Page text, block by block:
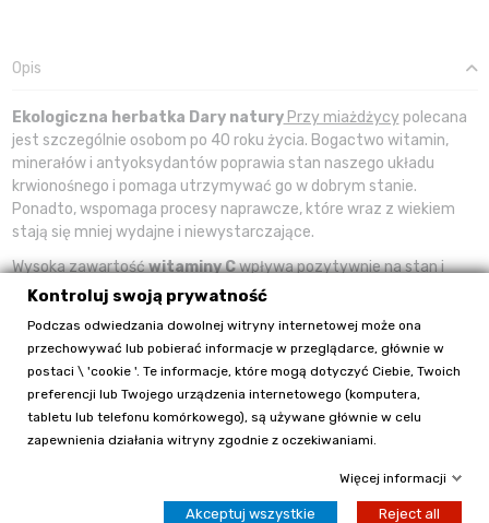
Opis
Ekologiczna herbatka Dary naturyPrzy miażdżycypolecana
jest szczególnie osobom po 40 roku życia. Bogactwo witamin,
minerałów i antyoksydantów poprawia stan naszego układu
krwionośnego i pomaga utrzymywać go w dobrym stanie.
Ponadto, wspomaga procesy naprawcze, które wraz z wiekiem
stają się mniej wydajne i niewystarczające.
Wysoka zawartośćwitaminy Cwpływa pozytywnie na stan i
funkcjonowanie naszych tętnic – kwas askorbinowy bierze
sprężystość naczyń tętniczych. Wysoka zawartość krzemu
wzmacnia naczynia włosowate i wpływa pozytywnie na
przemiany szybko dzielących się komórek.
Kontroluj swoją prywatność
Podczas odwiedzania dowolnej witryny internetowej może ona
przechowywać lub pobierać informacje w przeglądarce, głównie w
postaci \ 'cookie '. Te informacje, które mogą dotyczyć Ciebie, Twoich
preferencji lub Twojego urządzenia internetowego (komputera,
tabletu lub telefonu komórkowego), są używane głównie w celu
zapewnienia działania witryny zgodnie z oczekiwaniami.
Więcej informacji
Akceptuj wszystkie Reject all